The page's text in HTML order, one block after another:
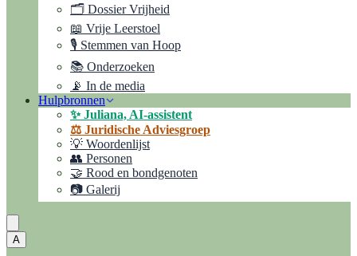
🗂️ Dossier Vrijheid
📖 Vrije Leerstoel
🎙️ Stemmen van Hoop
📚 Onderzoeken
📡 In de media
Hulpbronnen
✨ Juliana, AI-assistent
⚖️ Juridische Adviesgroep
💡 Woordenlijst
👥 Personen
🤝 Rood en bondgenoten
📷 Galerij
A